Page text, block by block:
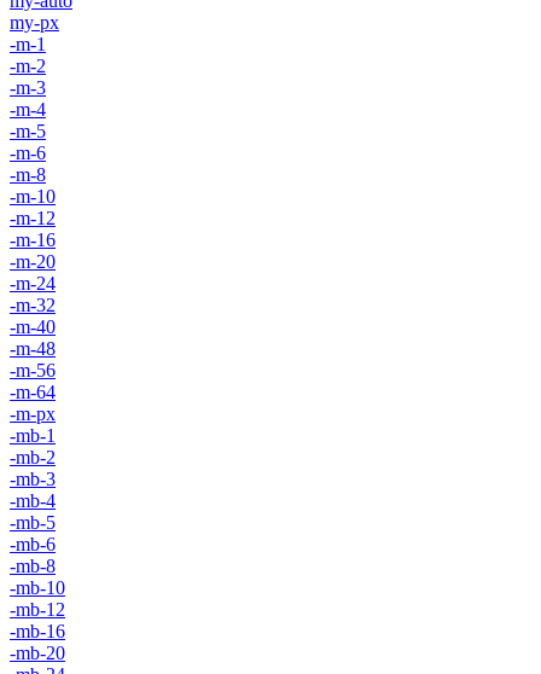
my-px
-m-1
-m-2
-m-3
-m-4
-m-5
-m-6
-m-8
-m-10
-m-12
-m-16
-m-20
-m-24
-m-32
-m-40
-m-48
-m-56
-m-64
-m-px
-mb-1
-mb-2
-mb-3
-mb-4
-mb-5
-mb-6
-mb-8
-mb-10
-mb-12
-mb-16
-mb-20